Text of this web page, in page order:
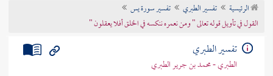
تراجم الأعلام
الرئيسية تفسير الطبري
تفسير سورة يس
القول في تأويل قوله تعالى " ومن نعمره ننكسه في الخلق أفلا يعقلون "
تفسير الطبري
الطبري - محمد بن جرير الطبري